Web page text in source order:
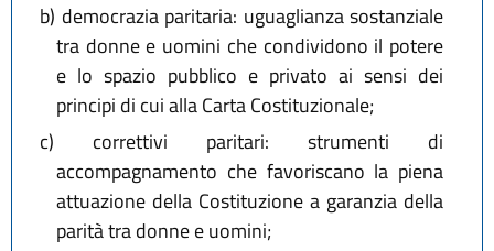
b) democrazia paritaria: uguaglianza sostanziale
tra donne e uomini che condividono il potere
e lo spazio pubblico e privato ai sensi dei
principi di cui alla Carta Costituzionale;
c) correttivi paritari: strumenti di
accompagnamento che favoriscano la piena
attuazione della Costituzione a garanzia della
parità tra donne e uomini;